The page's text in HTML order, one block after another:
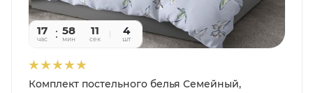
17
час
58
мин
09
сек
4
шт
Комплект постельного белья Семейный,